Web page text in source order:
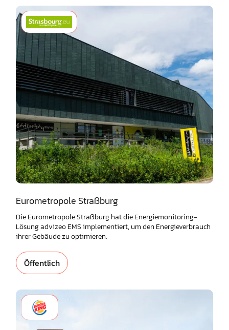
Eurometropole Straßburg
Die Eurometropole Straßburg hat die Energiemonitoring-
Lösung advizeo EMS implementiert, um den Energieverbrauch
ihrer Gebäude zu optimieren.
Öffentlich